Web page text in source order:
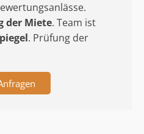
der Miete. Team ist
. Prüfung der